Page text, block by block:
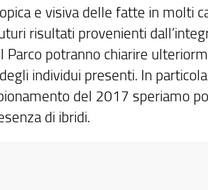
e visiva delle fatte in molti
risultati provenienti
potranno chiarire
individui presenti. In
del 2017 speriamo
di ibridi.